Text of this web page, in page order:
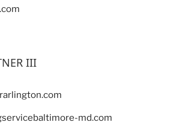
III
md.com